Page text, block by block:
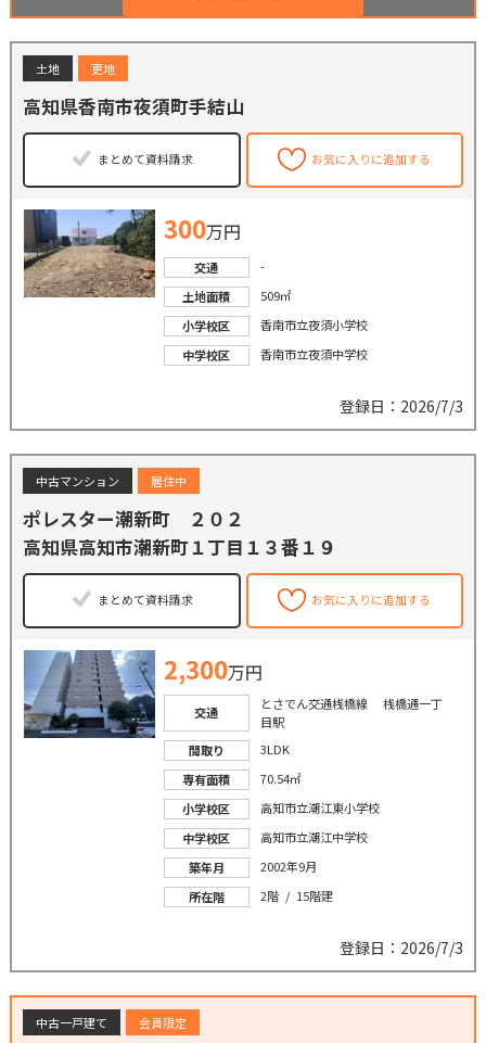
土地 更地
高知県香南市夜須町手結山
まとめて資料請求 お気に入りに追加する
300万円
交通
-
土地面積
509㎡
小学校区
香南市立夜須小学校
中学校区
香南市立夜須中学校
登録日：2026/7/3
中古マンション 居住中
ポレスター潮新町 ２０２
高知県高知市潮新町１丁目１３番１９
まとめて資料請求 お気に入りに追加する
2,300万円
交通
とさでん交通桟橋線 桟橋通一丁
目駅
間取り
3LDK
専有面積
70.54㎡
小学校区
高知市立潮江東小学校
中学校区
高知市立潮江中学校
築年月
2002年9月
所在階
2階 / 15階建
登録日：2026/7/3
中古一戸建て 会員限定